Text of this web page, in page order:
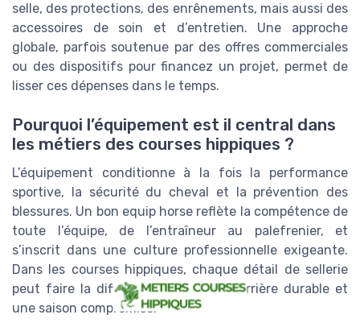
selle, des protections, des enrênements, mais aussi des
accessoires de soin et d’entretien. Une approche
globale, parfois soutenue par des offres commerciales
ou des dispositifs pour financez un projet, permet de
lisser ces dépenses dans le temps.
Pourquoi l’équipement est il central dans
les métiers des courses hippiques ?
L’équipement conditionne à la fois la performance
sportive, la sécurité du cheval et la prévention des
blessures. Un bon equip horse reflète la compétence de
toute l’équipe, de l’entraîneur au palefrenier, et
s’inscrit dans une culture professionnelle exigeante.
Dans les courses hippiques, chaque détail de sellerie
peut faire la différence entre une carrière durable et
une saison compromise.